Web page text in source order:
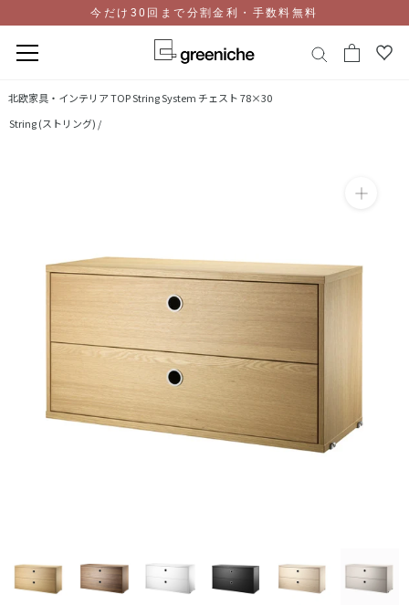
テ
今だけ30回まで分割金利・手数料無料
北欧家具・インテリア TOPString System チェスト 78×30
String (ストリング) /